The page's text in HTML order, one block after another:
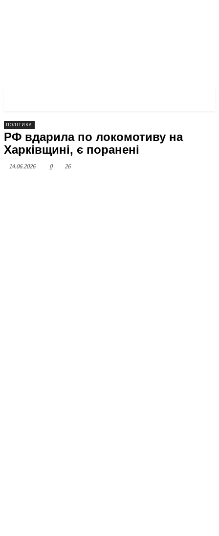
ПОЛІТИКА
РФ вдарила по локомотиву на
Харківщині, є поранені
14.06.2026 0 26